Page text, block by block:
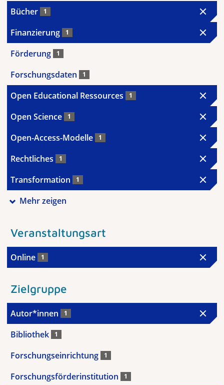
Bücher 1
Finanzierung 1
Förderung 1
Forschungsdaten 1
Open Educational Ressources 1
Open Science 1
Open-Access-Modelle 1
Rechtliches 1
Transformation 1
Mehr zeigen
Veranstaltungsart
Online 1
Zielgruppe
Autor*innen 1
Bibliothek 1
Forschungseinrichtung 1
Forschungsförderinstitution 1